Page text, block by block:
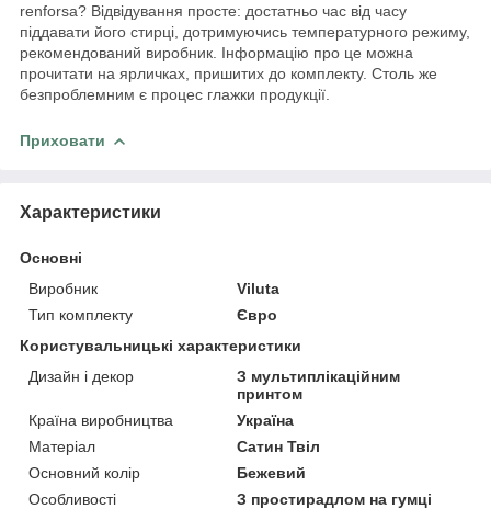
renforsa? Відвідування просте: достатньо час від часу
піддавати його стирці, дотримуючись температурного режиму,
рекомендований виробник. Інформацію про це можна
прочитати на ярличках, пришитих до комплекту. Столь же
безпроблемним є процес глажки продукції.
Приховати
Характеристики
Основні
Виробник
Viluta
Тип комплекту
Євро
Користувальницькі характеристики
Дизайн і декор
З мультиплікаційним
принтом
Країна виробництва
Україна
Матеріал
Сатин Твіл
Основний колір
Бежевий
Особливості
З простирадлом на гумці